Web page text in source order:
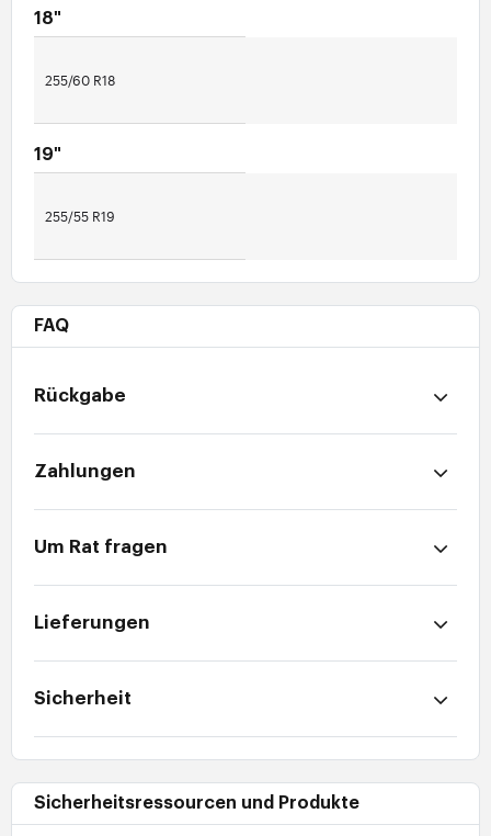
18"
255/60 R18
19"
255/55 R19
FAQ
Rückgabe
Zahlungen
Um Rat fragen
Lieferungen
Sicherheit
Sicherheitsressourcen und Produkte